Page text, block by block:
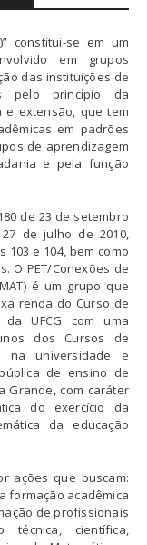
constitui-se em um
em grupos
das instituições de
pelo princípio da
e extensão, que tem
em padrões
de aprendizagem
e pela função
de 23 de setembro
de julho de 2010,
103 e 104, bem como
O PET/Conexões de
é um grupo que
renda do Curso de
UFCG com uma
dos Cursos de
na universidade e
de ensino de
Grande, com caráter
do exercício da
da educação
ações que buscam:
formação acadêmica
de profissionais
técnica, científica,